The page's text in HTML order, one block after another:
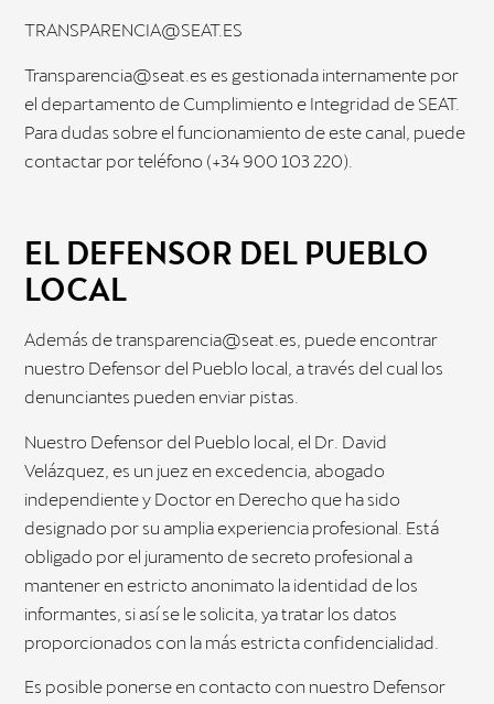
TRANSPARENCIA@SEAT.ES
Transparencia@seat.es es gestionada internamente por
el departamento de Cumplimiento e Integridad de SEAT.
Para dudas sobre el funcionamiento de este canal, puede
contactar por teléfono (+34 900 103 220).
EL DEFENSOR DEL PUEBLO
LOCAL
Además detransparencia@seat.es, puede encontrar
nuestro Defensor del Pueblo local, a través del cual los
denunciantes pueden enviar pistas.
Nuestro Defensor del Pueblo local, el Dr. David
Velázquez, es un juez en excedencia, abogado
independiente y Doctor en Derecho que ha sido
designado por su amplia experiencia profesional. Está
obligado por el juramento de secreto profesional a
mantener en estricto anonimato la identidad de los
informantes, si así se le solicita, ya tratar los datos
proporcionados con la más estricta confidencialidad.
Es posible ponerse en contacto con nuestro Defensor